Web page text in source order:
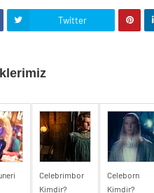
Twitter
Celebrimbor
Kimdir?
Celeborn
Kimdir?